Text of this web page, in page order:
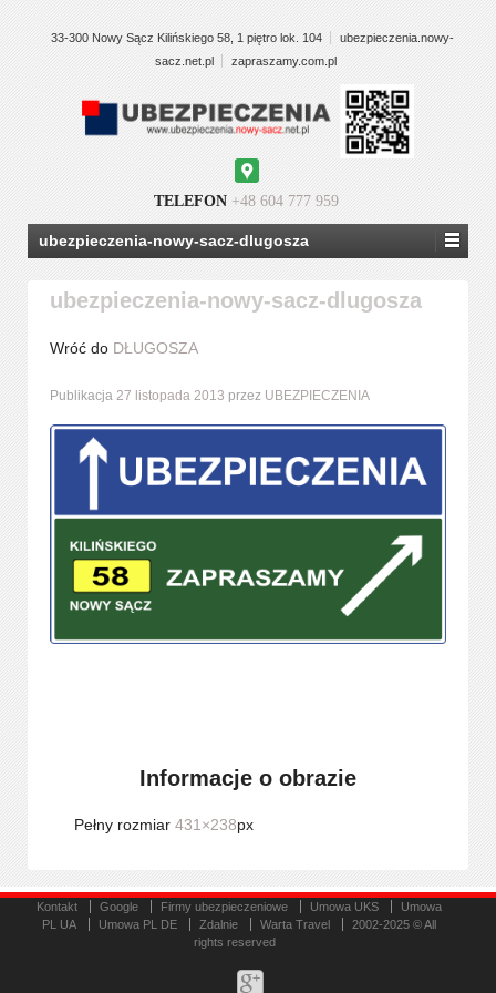
33-300 Nowy Sącz Kilińskiego 58, 1 piętro lok. 104
ubezpieczenia.nowy-
sacz.net.pl
zapraszamy.com.pl
Maps
TELEFON +48 604 777 959
ubezpieczenia-nowy-sacz-dlugosza
ubezpieczenia-nowy-sacz-dlugosza
Wróć do DŁUGOSZA
Publikacja 27 listopada 2013 przez UBEZPIECZENIA
Informacje o obrazie
Pełny rozmiar 431×238px
Kontakt Google Firmy ubezpieczeniowe Umowa UKS
Umowa
PL UA
Umowa PL DE Zdalnie Warta Travel
2002-2025 © All
rights reserved